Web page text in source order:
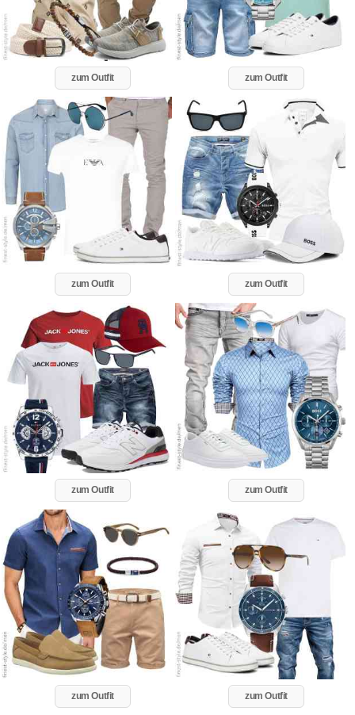
zum Outfit zum Outfit
zum Outfit zum Outfit
zum Outfit zum Outfit
zum Outfit zum Outfit